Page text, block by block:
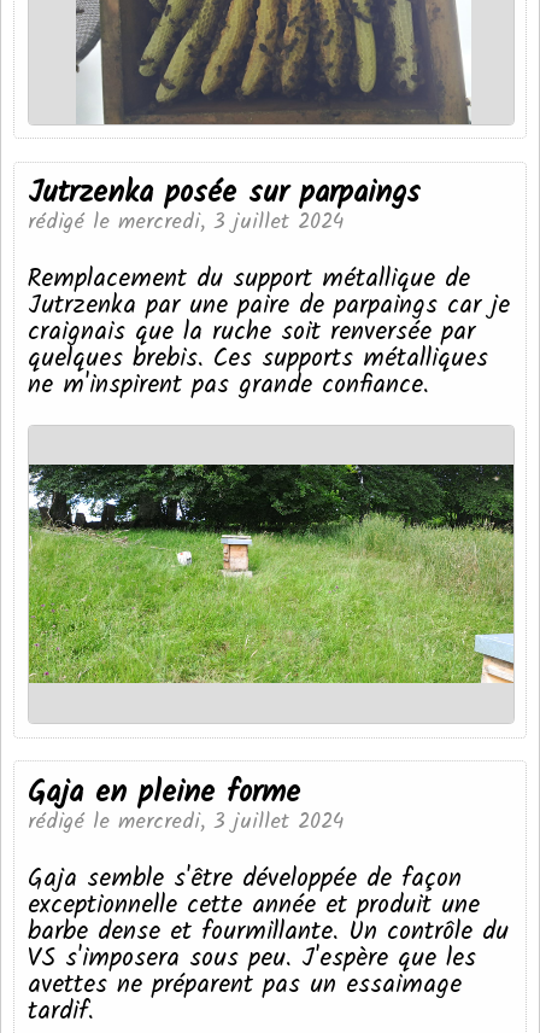
Jutrzenka posée sur parpaings
rédigé le mercredi, 3 juillet 2024
Remplacement du support métallique de
Jutrzenka par une paire de parpaings car je
craignais que la ruche soit renversée par
quelques brebis. Ces supports métalliques
ne m'inspirent pas grande confiance.
Gaja en pleine forme
rédigé le mercredi, 3 juillet 2024
Gaja semble s'être développée de façon
exceptionnelle cette année et produit une
barbe dense et fourmillante. Un contrôle du
VS s'imposera sous peu. J'espère que les
avettes ne préparent pas un essaimage
tardif.